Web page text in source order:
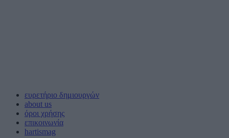
ευρετήριο δημιουργών
about us
όροι χρήσης
επικοινωνία
hartismag